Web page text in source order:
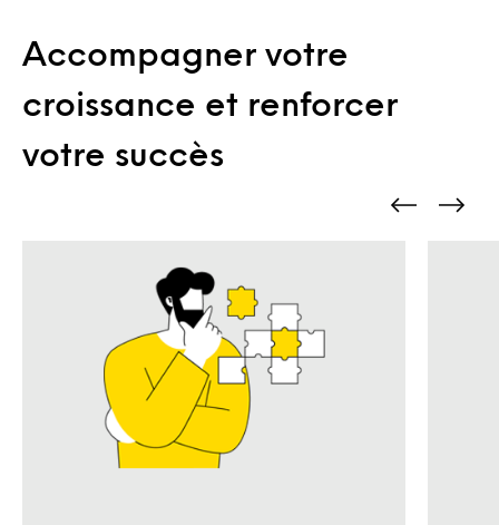
Accompagner votre
croissance et renforcer
votre succès